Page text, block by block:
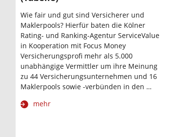
Wie fair und gut sind Versicherer und
Maklerpools? Hierfür baten die Kölner
Rating- und Ranking-Agentur ServiceValue
in Kooperation mit Focus Money
Versicherungsprofi mehr als 5.000
unabhängige Vermittler um ihre Meinung
zu 44 Versicherungsunternehmen und 16
Maklerpools sowie -verbünden in den …
mehr